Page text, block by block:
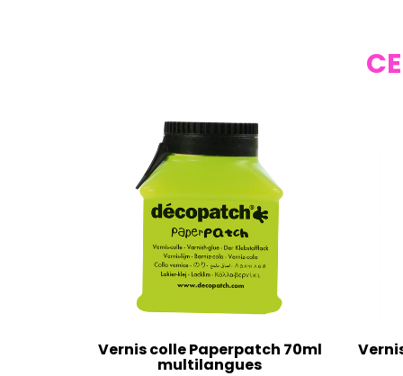
Vernis colle Paperpatch 70ml
multilangues